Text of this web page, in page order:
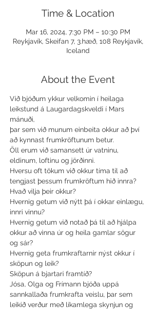
Time & Location
Mar 16, 2024, 7:30 PM – 10:30 PM
Reykjavík, Skeifan 7, 3.hæð, 108 Reykjavík,
Iceland
About the Event
Við bjóðum ykkur velkomin í heilaga
leikstund á Laugardagskveldi í Mars
mánuði,
þar sem við munum einbeita okkur að því
að kynnast frumkröftunum betur.
Öll erum við samansett úr vatninu,
eldinum, loftinu og jörðinni.
Hversu oft tökum við okkur tíma til að
tengjast þessum frumkröftum hið innra?
Hvað vilja þeir okkur?
Hvernig getum við nýtt þá í okkar einlægu,
innri vinnu?
Hvernig getum við notað þá til að hjálpa
okkur að vinna úr og heila gamlar sögur
og sár?
Hvernig geta frumkraftarnir nýst okkur í
sköpun og leik?
Sköpun á bjartari framtíð?
Jósa, Olga og Frímann bjóða uppá
sannkallaða frumkrafta veislu, þar sem
leikið verður með líkamlega skynjun og